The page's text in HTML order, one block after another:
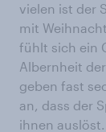
vielen ist der
mit
fühlt sich ein
Albernheit
geben fast
an, dass der
ihnen auslöst.